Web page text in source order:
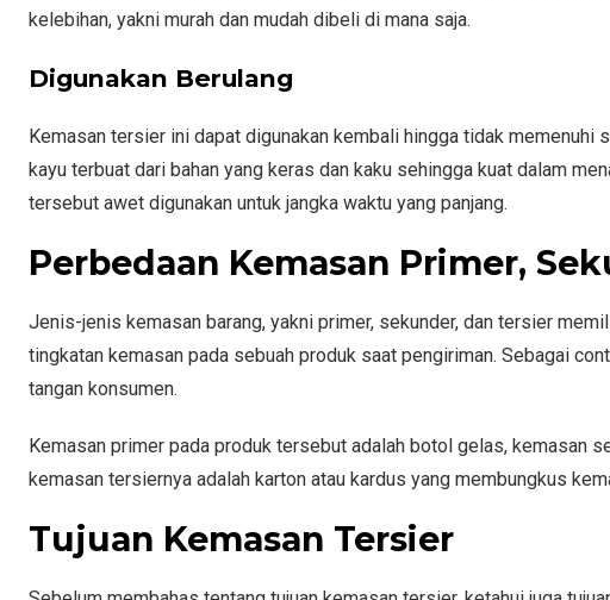
kelebihan, yakni murah dan mudah dibeli di mana saja.
Digunakan Berulang
Kemasan tersier ini dapat digunakan kembali hingga tidak
kayu terbuat dari bahan yang keras dan kaku sehingga kuat dalam
tersebut awet digunakan untuk jangka waktu yang panjang.
Perbedaan Kemasan Primer,
Jenis-jenis kemasan barang, yakni primer, sekunder, dan tersier
tingkatan kemasan pada sebuah produk saat pengiriman. Sebagai
tangan konsumen.
Kemasan primer pada produk tersebut adalah botol gelas, kemasan
kemasan tersiernya adalah karton atau kardus yang membungkus
Tujuan Kemasan Tersier